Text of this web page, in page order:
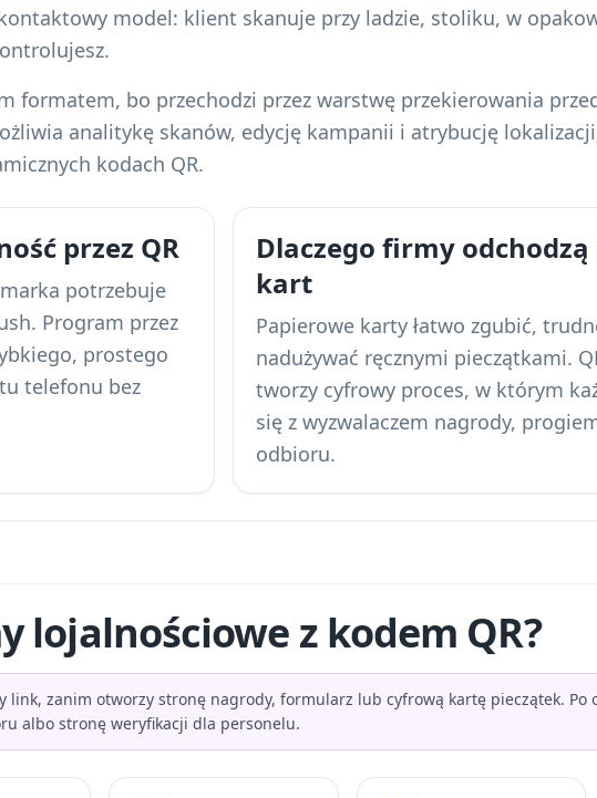
model: klient skanuje przy ladzie, stoliku, w
formatem, bo przechodzi przez warstwę przekierowania
analitykę skanów, edycję kampanii i atrybucję
kodach QR.
przez QR
potrzebuje
Program przez
prostego
telefonu bez
Dlaczego firmy
kart
Papierowe karty łatwo zgubić,
nadużywać ręcznymi pieczątkami.
tworzy cyfrowy proces, w którym
się z wyzwalaczem nagrody,
odbioru.
lojalnościowe z kodem QR?
link, zanim otworzy stronę nagrody, formularz lub cyfrową kartę pieczątek. Po
albo stronę weryfikacji dla personelu.